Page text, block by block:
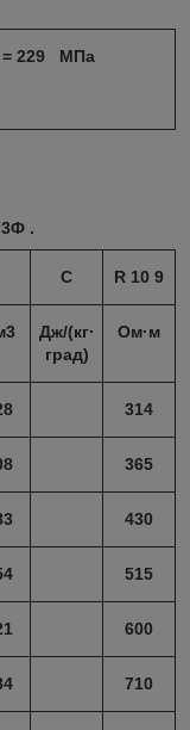
= 229 МПа
.
C R 10 9
Дж/(кг·
град)
Ом·м
314
365
430
515
600
710